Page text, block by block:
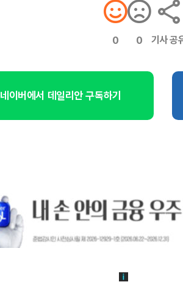
0 0 기사 공
네이버에서 데일리안 구독하기